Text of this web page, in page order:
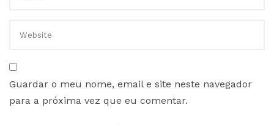
Guardar o meu nome, email e site neste navegador
para a próxima vez que eu comentar.